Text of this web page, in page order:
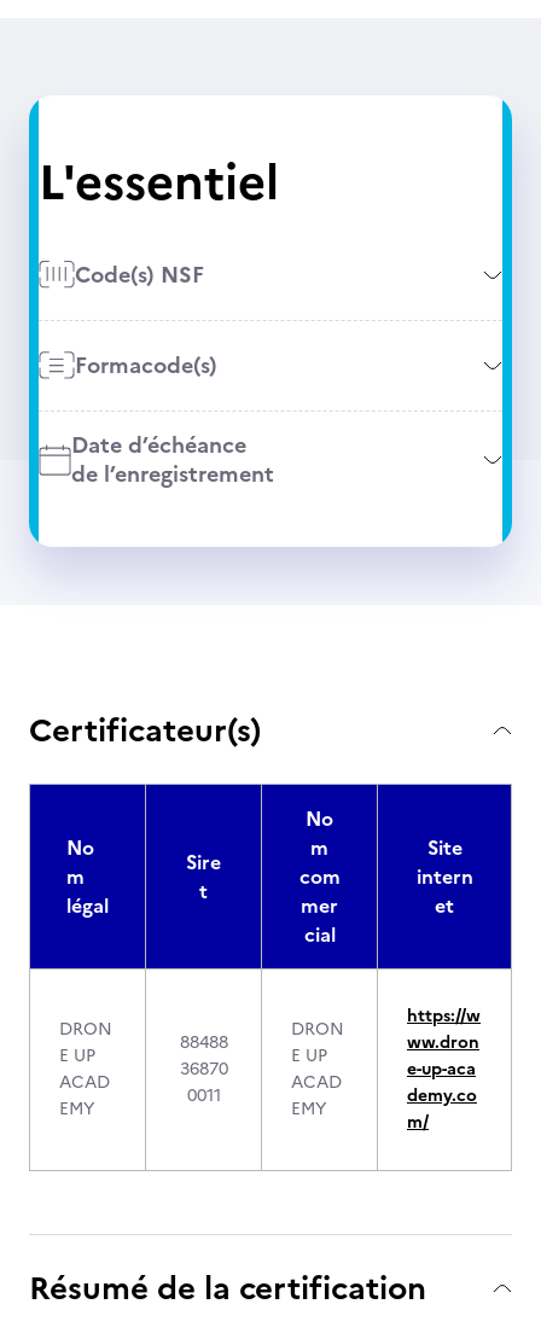
L'essentiel
Code(s) NSF
Formacode(s)
Date d’échéance
de l’enregistrement
Certificateur(s)
No
m
légal
Sire
t
No
m
com
mer
cial
Site
intern
et
DRON
E UP
ACAD
EMY
88488
36870
0011
DRON
E UP
ACAD
EMY
https://w
ww.dron
e-up-aca
demy.co
m/
Résumé de la certification